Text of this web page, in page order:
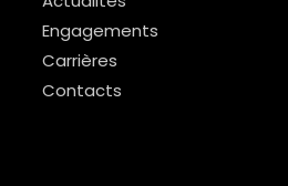
Engagements
Carrières
Contacts